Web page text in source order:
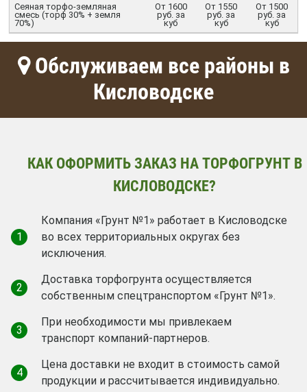
Сеяная торфо-земляная
смесь (торф 30% + земля
70%)
От 1600
руб. за
куб
От 1550
руб. за
куб
От 1500
руб. за
куб
Обслуживаем все районы в
Кисловодске
КАК ОФОРМИТЬ ЗАКАЗ НА ТОРФОГРУНТ В
КИСЛОВОДСКЕ?
1
Компания «Грунт №1» работает в Кисловодске
во всех территориальных округах без
исключения.
2
Доставка торфогрунта осуществляется
собственным спецтранспортом «Грунт №1».
3
При необходимости мы привлекаем
транспорт компаний-партнеров.
4
Цена доставки не входит в стоимость самой
продукции и рассчитывается индивидуально.